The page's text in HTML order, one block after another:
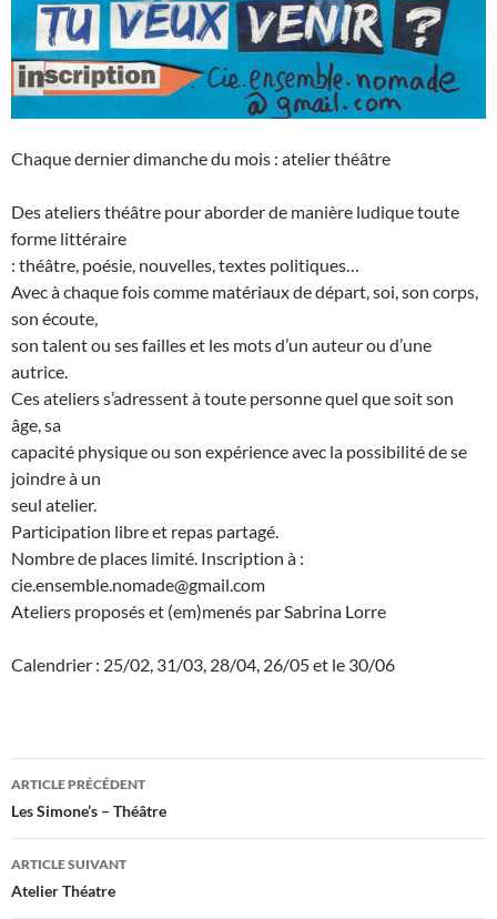
Chaque dernier dimanche du mois : atelier théâtre
Des ateliers théâtre pour aborder de manière ludique toute
forme littéraire
: théâtre, poésie, nouvelles, textes politiques…
Avec à chaque fois comme matériaux de départ, soi, son corps,
son écoute,
son talent ou ses failles et les mots d’un auteur ou d’une
autrice.
Ces ateliers s’adressent à toute personne quel que soit son
âge, sa
capacité physique ou son expérience avec la possibilité de se
joindre à un
seul atelier.
Participation libre et repas partagé.
Nombre de places limité. Inscription à :
cie.ensemble.nomade@gmail.com
Ateliers proposés et (em)menés par Sabrina Lorre
Calendrier : 25/02, 31/03, 28/04, 26/05 et le 30/06
Navigation
des
articles
ARTICLE PRÉCÉDENT
Les Simone’s – Théâtre
ARTICLE SUIVANT
Atelier Théatre